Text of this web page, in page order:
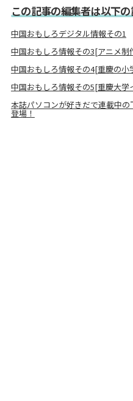
この記事の編集者は以下
中国おもしろデジタル情報その1
中国おもしろ情報その3[アニメ制
中国おもしろ情報その4[重慶の小
中国おもしろ情報その5[重慶大学
本誌パソコンが好きだで連載中
登場！